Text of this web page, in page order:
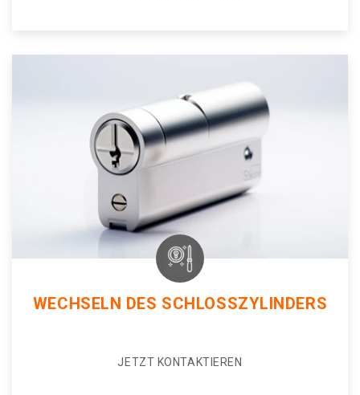
WECHSELN DES SCHLOSSZYLINDERS
JETZT KONTAKTIEREN